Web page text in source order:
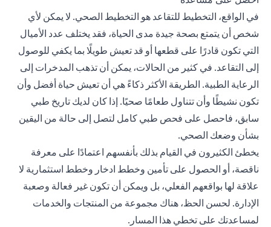
في الواقع، التخطيط للتقاعد هو التخطيط الصحي. لا يمكن لأي
شخص أن يتمتع بصحة جيدة مدى الحياة، فقد يختلف عدد الأميال
التي تكون قادرًا على قطعها أو قد تعيش طويلًا بما يكفي للوصول
إلى التقاعد. في كثير من الحالات، يمكن أن تذهب المدخرات إلى
الرعاية الطبية. الطريقة الأكثر ذكاءً هي أن تعيش حياة أفضل وأن
تكون نشيطًا وأن تتناول طعامًا صحيًا. إذا كان لديك تاريخ طبي
سابق، فاحصل على فحص طبي كامل لتصل إلى حالة من اليقين
بشأن وضعك الصحي.
يخطئ الكثيرون في القيام بذلك بأنفسهم اعتمادًا على معرفة
ناقصة، أو الحصول على تأمين وخطط ادخار وخطط استثمارية لا
علاقة لها بواقعهم الفعلي، بل ويمكن أن تكون غير فعالة وصعبة
الإدارة. لحسن الحظ، هناك مجموعة من المنتجات والخدمات
لمساعدتك على تخطي هذا المسار.